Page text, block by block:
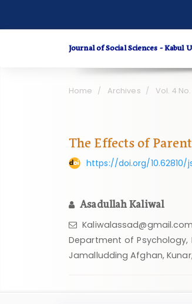
Journal of Social Sciences - Kabul
Home Archives Vol. 4
The Effects of
https://doi.org/10.62810/
Asadullah Kaliwal
Department of Psychology,
Jamalludding Afghan,